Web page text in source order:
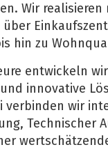
Wir
hin zu
entwickeln
innovative
verbinden wir
Technischer